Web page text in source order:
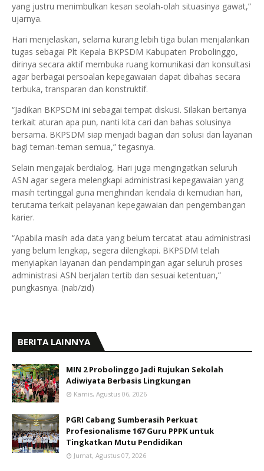
yang justru menimbulkan kesan seolah-olah situasinya gawat,”
ujarnya.
Hari menjelaskan, selama kurang lebih tiga bulan menjalankan
tugas sebagai Plt Kepala BKPSDM Kabupaten Probolinggo,
dirinya secara aktif membuka ruang komunikasi dan konsultasi
agar berbagai persoalan kepegawaian dapat dibahas secara
terbuka, transparan dan konstruktif.
“Jadikan BKPSDM ini sebagai tempat diskusi. Silakan bertanya
terkait aturan apa pun, nanti kita cari dan bahas solusinya
bersama. BKPSDM siap menjadi bagian dari solusi dan layanan
bagi teman-teman semua,” tegasnya.
Selain mengajak berdialog, Hari juga mengingatkan seluruh
ASN agar segera melengkapi administrasi kepegawaian yang
masih tertinggal guna menghindari kendala di kemudian hari,
terutama terkait pelayanan kepegawaian dan pengembangan
karier.
“Apabila masih ada data yang belum tercatat atau administrasi
yang belum lengkap, segera dilengkapi. BKPSDM telah
menyiapkan layanan dan pendampingan agar seluruh proses
administrasi ASN berjalan tertib dan sesuai ketentuan,”
pungkasnya. (nab/zid)
BERITA LAINNYA
MIN 2 Probolinggo Jadi Rujukan Sekolah
Adiwiyata Berbasis Lingkungan
Kamis, Agustus 06, 2026
PGRI Cabang Sumberasih Perkuat
Profesionalisme 167 Guru PPPK untuk
Tingkatkan Mutu Pendidikan
Jumat, Agustus 07, 2026